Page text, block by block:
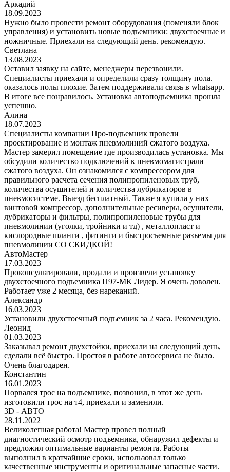
Аркадий
18.09.2023
Нужно было провести ремонт оборудования (поменяли блок
управления) и установить новые подъемники: двухстоечные и
ножничные. Приехали на следующий день. рекомендую.
Светлана
13.08.2023
Оставил заявку на сайте, менеджеры перезвонили.
Специалисты приехали и определили сразу толщину пола.
оказалось полы плохие. Затем поддерживали связь в whatsapp.
В итоге все понравилось. Установка автоподъемника прошла
успешно.
Алина
18.07.2023
Специалисты компании Про-подъемник провели
проектирование и монтаж пневмолиний сжатого воздуха.
Мастер замерил помещение где производилась установка. Мы
обсудили количество подключений к пневмомагистрали
сжатого воздуха. Он ознакомился с компрессором для
правильного расчета сечения полипропиленовых труб,
количества осушителей и количества лубрикаторов в
пневмосистеме. Выезд бесплатный. Также я купила у них
винтовой компрессор, дополнительные ресиверы, осушители,
лубрикаторы и фильтры, полипропиленовые трубы для
пневмолинии (уголки, тройники и тд) , металлопласт и
кислородные шланги , фитинги и быстросъемные разъемы для
пневмолинии СО СКИДКОЙ!
АвтоМастер
17.03.2023
Проконсультировали, продали и произвели установку
двухстоечного подъемника П97-МК Лидер. Я очень доволен.
Работает уже 2 месяца, без нареканий.
Александр
16.03.2023
Установили двухстоечный подъемник за 2 часа. Рекомендую.
Леонид
01.03.2023
Заказывал ремонт двухстойки, приехали на следующий день,
сделали всё быстро. Простоя в работе автосервиса не было.
Очень благодарен.
Константин
16.01.2023
Порвался трос на подъемнике, позвонил, в этот же день
изготовили трос на т4, приехали и заменили.
3D - АВТО
28.11.2022
Великолепная работа! Мастер провел полный
диагностический осмотр подъемника, обнаружил дефекты и
предложил оптимальные варианты ремонта. Работы
выполнил в кратчайшие сроки, использовал только
качественные инструменты и оригинальные запасные части.